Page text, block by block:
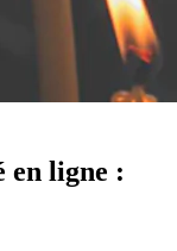
en ligne :